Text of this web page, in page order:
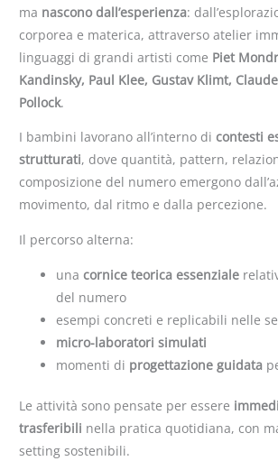
ma nascono dall’esperienza:
corporea e materica, attraverso atelier
linguaggi di grandi artisti come Piet
Kandinsky, Paul Klee, Gustav Klimt,
Pollock.
I bambini lavorano all’interno dicontesti
strutturati, dove quantità, pattern,
composizione del numero emergono
movimento, dal ritmo e dalla percezione.
Il percorso alterna:
unacornice teorica essenziale
del numero
esempi concreti e replicabili nelle
micro-laboratori simulati
momenti di progettazione guidata
Le attività sono pensate per essere
trasferibili nella pratica quotidiana, con
setting sostenibili.